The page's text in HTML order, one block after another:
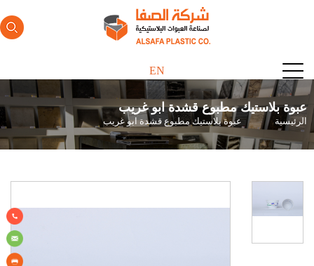
EN
عبوة بلاستيك مطبوع قشدة ابو غريب
مسار
التنقل
الرئيسية عبوة بلاستيك مطبوع قشدة ابو غريب